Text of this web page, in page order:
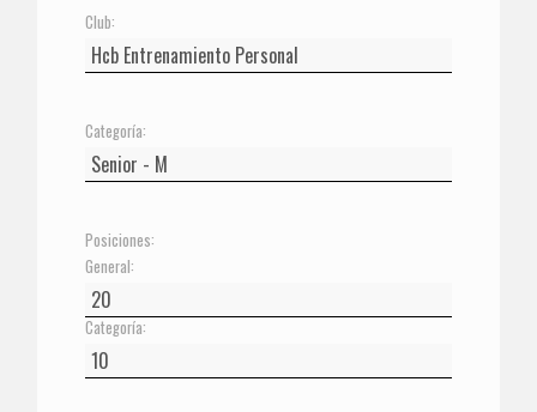
Club:
Categoría:
Posiciones:
General:
Categoría: